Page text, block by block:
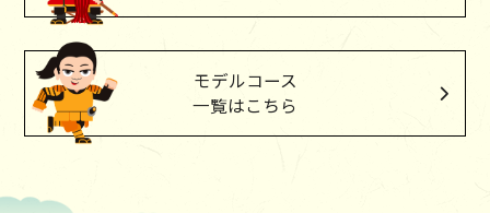
モデルコース
一覧はこちら